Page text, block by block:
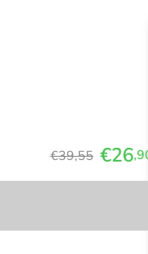
€39,55 €26